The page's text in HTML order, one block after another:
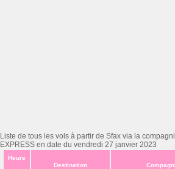
Liste de tous les vols à partir de Sfax via la
EXPRESS en date du vendredi 27 janvier 2023
Heure
Destination